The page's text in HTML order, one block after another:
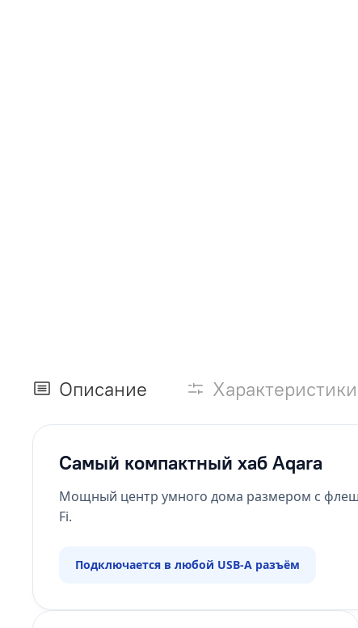
Описание Характеристики
Самый компактный хаб Aqara
Мощный центр умного дома размером с
Fi.
Подключается в любой USB-A разъём